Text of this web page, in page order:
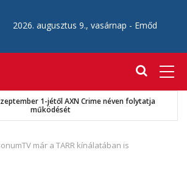
2026. augusztus 9., vasárnap - Emőd
1-jétől AXN Crime néven folytatja
működését
már a TARR kínálatában is